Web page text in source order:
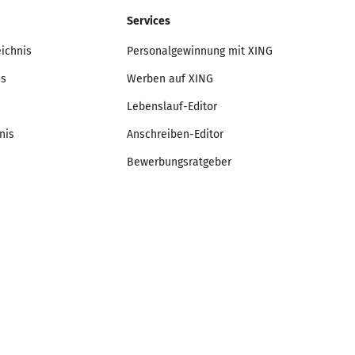
Services
Personalgewinnung mit XING
Werben auf XING
Lebenslauf-Editor
Anschreiben-Editor
Bewerbungsratgeber